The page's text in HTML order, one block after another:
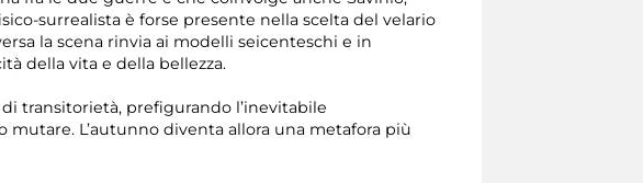
surrealista è forse presente nella scelta del velario
la scena rinvia ai modelli seicenteschi e in
della vita e della bellezza.
transitorietà, prefigurando l’inevitabile
L’autunno diventa allora una metafora più